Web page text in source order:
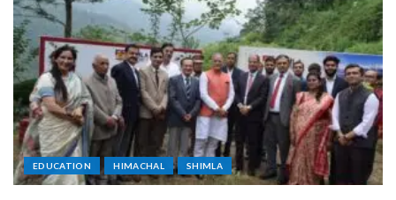
EDUCATION HIMACHAL SHIMLA